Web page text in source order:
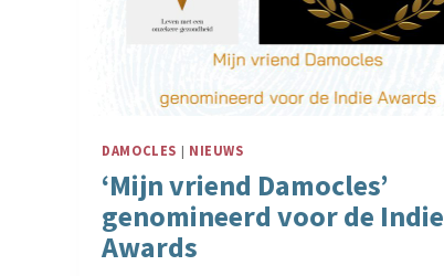
DAMOCLES | NIEUWS
‘Mijn vriend Damocles’
genomineerd voor de Indie
Awards